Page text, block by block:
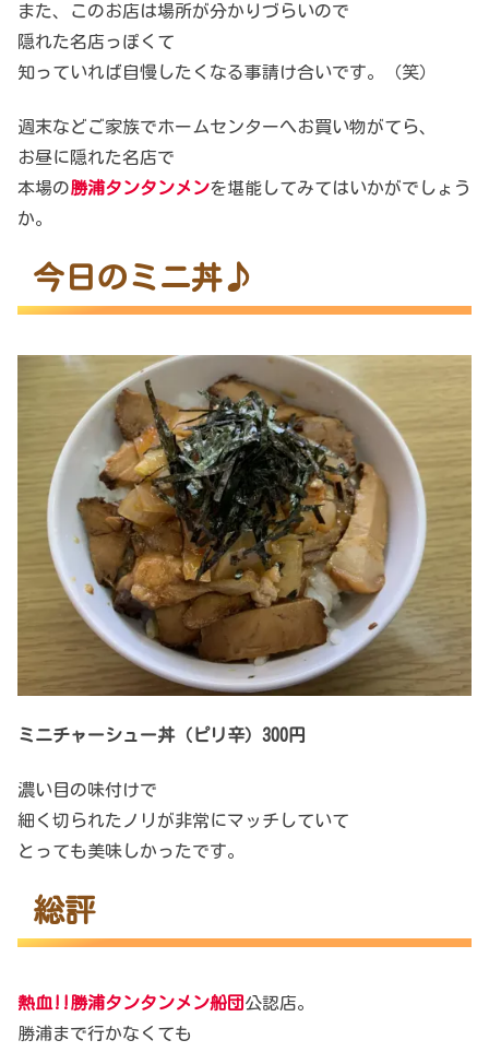
また、このお店は場所が分かりづらいので
隠れた名店っぽくて
知っていれば自慢したくなる事請け合いです。（笑）
週末などご家族でホームセンターへお買い物がてら、
お昼に隠れた名店で
本場の勝浦タンタンメンを堪能してみてはいかがでしょう
か。
今日のミニ丼♪
ミニチャーシュー丼（ピリ辛）300円
濃い目の味付けで
細く切られたノリが非常にマッチしていて
とっても美味しかったです。
総評
熱血!!勝浦タンタンメン船団 公認店。
勝浦まで行かなくても